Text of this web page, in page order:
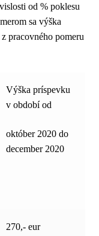
od % poklesu
sa výška
pracovného pomeru
Výška príspevku
v období od
október 2020 do
december 2020
270,- eur